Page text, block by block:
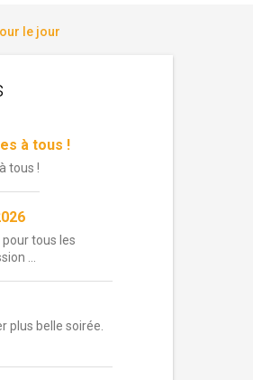
le jour
à tous !
tous !
tous les
…
plus belle soirée.